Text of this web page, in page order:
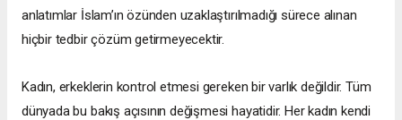
anlatımlar İslam’ın özünden uzaklaştırılmadığı sürece alınan
hiçbir tedbir çözüm getirmeyecektir.
Kadın, erkeklerin kontrol etmesi gereken bir varlık değildir. Tüm
dünyada bu bakış açısının değişmesi hayatidir. Her kadın kendi